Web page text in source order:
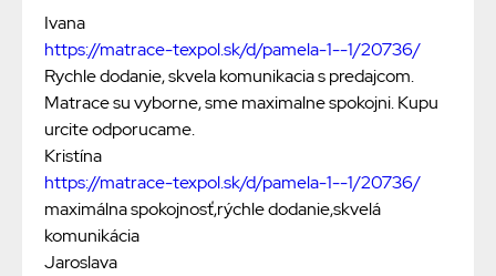
Ivana
https://matrace-texpol.sk/d/pamela-1--1/20736/
Rychle dodanie, skvela komunikacia s predajcom.
Matrace su vyborne, sme maximalne spokojni. Kupu
urcite odporucame.
Kristína
https://matrace-texpol.sk/d/pamela-1--1/20736/
maximálna spokojnosť,rýchle dodanie,skvelá
komunikácia
Jaroslava